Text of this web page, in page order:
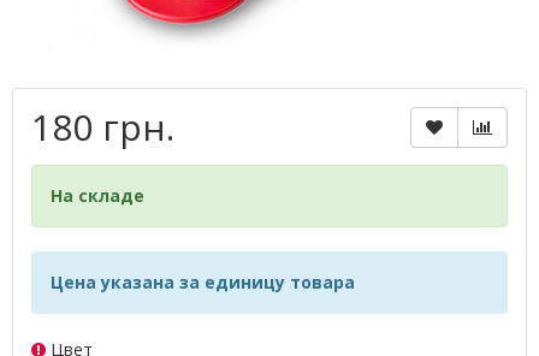
180 грн.
На складе
Цена указана за единицу товара
Цвет